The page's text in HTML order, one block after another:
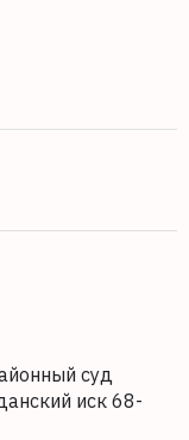
суд
иск 68-